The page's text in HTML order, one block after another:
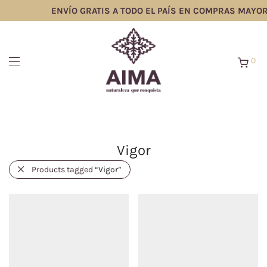
ENVÍO GRATIS A TODO EL PAÍS EN COMPRAS
0
Vigor
Products tagged “Vigor”